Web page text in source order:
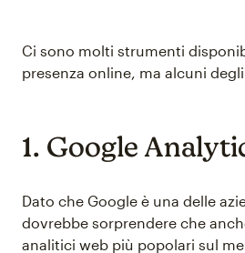
Ci sono molti strumenti
presenza online, ma alcuni
1. Google
Dato che Google è una delle
dovrebbe sorprendere che
analitici web più popolari sul